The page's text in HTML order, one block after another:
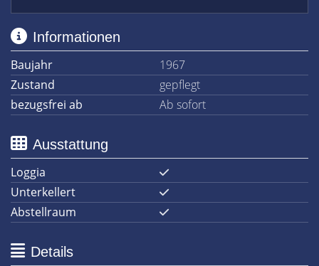
Informationen
Baujahr
1967
Zustand
gepflegt
bezugsfrei ab
Ab sofort
Ausstattung
Loggia
Unterkellert
Abstellraum
Details